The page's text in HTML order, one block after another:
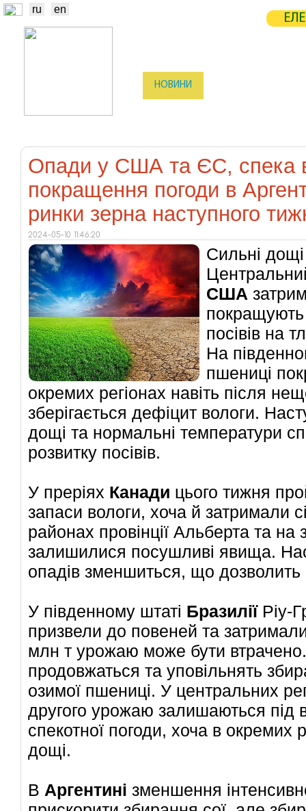
ru en
НОВИНИ
Опади у США та ЄС, спека в
покращення погоди в
ринки зерна наступного
2024-05-10 11:46:20
Сильні
США
покращують
посівів на
На
пшениці
окремих регіонах навіть після
зберігається дефіцит вологи.
дощі та нормальні температури
розвитку посівів.
У преріях Канади цього тижня
запаси вологи, хоча й затримали
районах провінції Альберта та на
залишилися посушливі явища.
опадів зменшиться, що дозволить
У південному штаті БразиліїРіу-
призвели до повеней та
млн т урожаю може бути
продовжаться та уповільнять
озимої пшениці. У центральних
другого урожаю залишаються під
спекотної погоди, хоча в
дощі.
В Аргентині зменшення